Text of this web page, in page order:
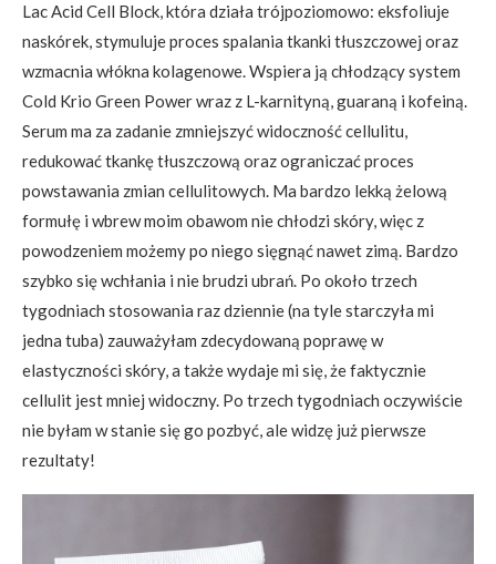
Lac Acid Cell Block, która działa trójpoziomowo: eksfoliuje
naskórek, stymuluje proces spalania tkanki tłuszczowej oraz
wzmacnia włókna kolagenowe. Wspiera ją chłodzący system
Cold Krio Green Power wraz z L-karnityną, guaraną i kofeiną.
Serum ma za zadanie zmniejszyć widoczność cellulitu,
redukować tkankę tłuszczową oraz ograniczać proces
powstawania zmian cellulitowych. Ma bardzo lekką żelową
formułę i wbrew moim obawom nie chłodzi skóry, więc z
powodzeniem możemy po niego sięgnąć nawet zimą. Bardzo
szybko się wchłania i nie brudzi ubrań. Po około trzech
tygodniach stosowania raz dziennie (na tyle starczyła mi
jedna tuba) zauważyłam zdecydowaną poprawę w
elastyczności skóry, a także wydaje mi się, że faktycznie
cellulit jest mniej widoczny. Po trzech tygodniach oczywiście
nie byłam w stanie się go pozbyć, ale widzę już pierwsze
rezultaty!